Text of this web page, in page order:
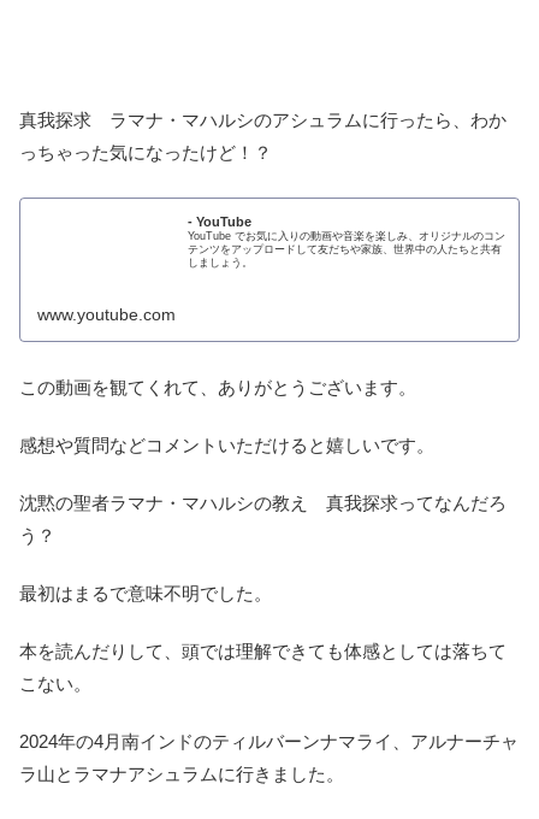
真我探求 ラマナ・マハルシのアシュラムに行ったら、わか
っちゃった気になったけど！？
- YouTube
YouTube でお気に入りの動画や音楽を楽しみ、オリジナルのコン
テンツをアップロードして友だちや家族、世界中の人たちと共有
しましょう。
www.youtube.com
この動画を観てくれて、ありがとうございます。
感想や質問などコメントいただけると嬉しいです。
沈黙の聖者ラマナ・マハルシの教え 真我探求ってなんだろ
う？
最初はまるで意味不明でした。
本を読んだりして、頭では理解できても体感としては落ちて
こない。
2024年の4月南インドのティルバーンナマライ、アルナーチャ
ラ山とラマナアシュラムに行きました。